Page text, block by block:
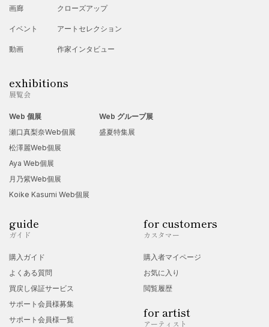
画廊
イベント
動画
クローズアップ
アートセレクション
作家インタビュー
exhibitions
展覧会
Web 個展
瀬口真梨奈Web個展
松澤麗Web個展
Aya Web個展
月乃紫Web個展
Koike Kasumi Web個展
Web グループ展
盛夏特集展
guide
ガイド
購入ガイド
よくある質問
買戻し保証サービス
サポート会員様募集
サポート会員様一覧
for customers
カスタマー
購入者マイページ
お気に入り
閲覧履歴
for artist
アーティスト